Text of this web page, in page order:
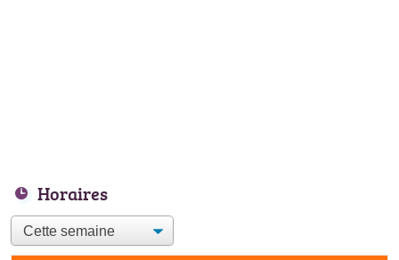
Horaires